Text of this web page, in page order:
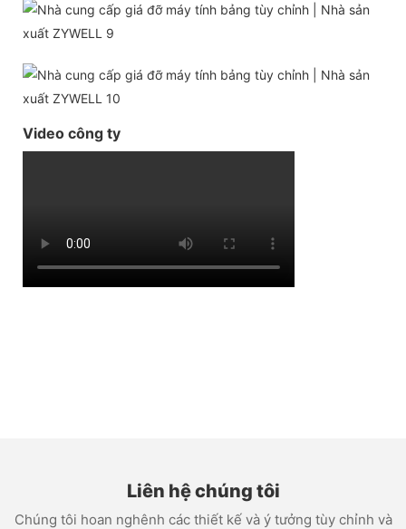
Video công ty
Liên hệ chúng tôi
Chúng tôi hoan nghênh các thiết kế và ý tưởng tùy chỉnh và